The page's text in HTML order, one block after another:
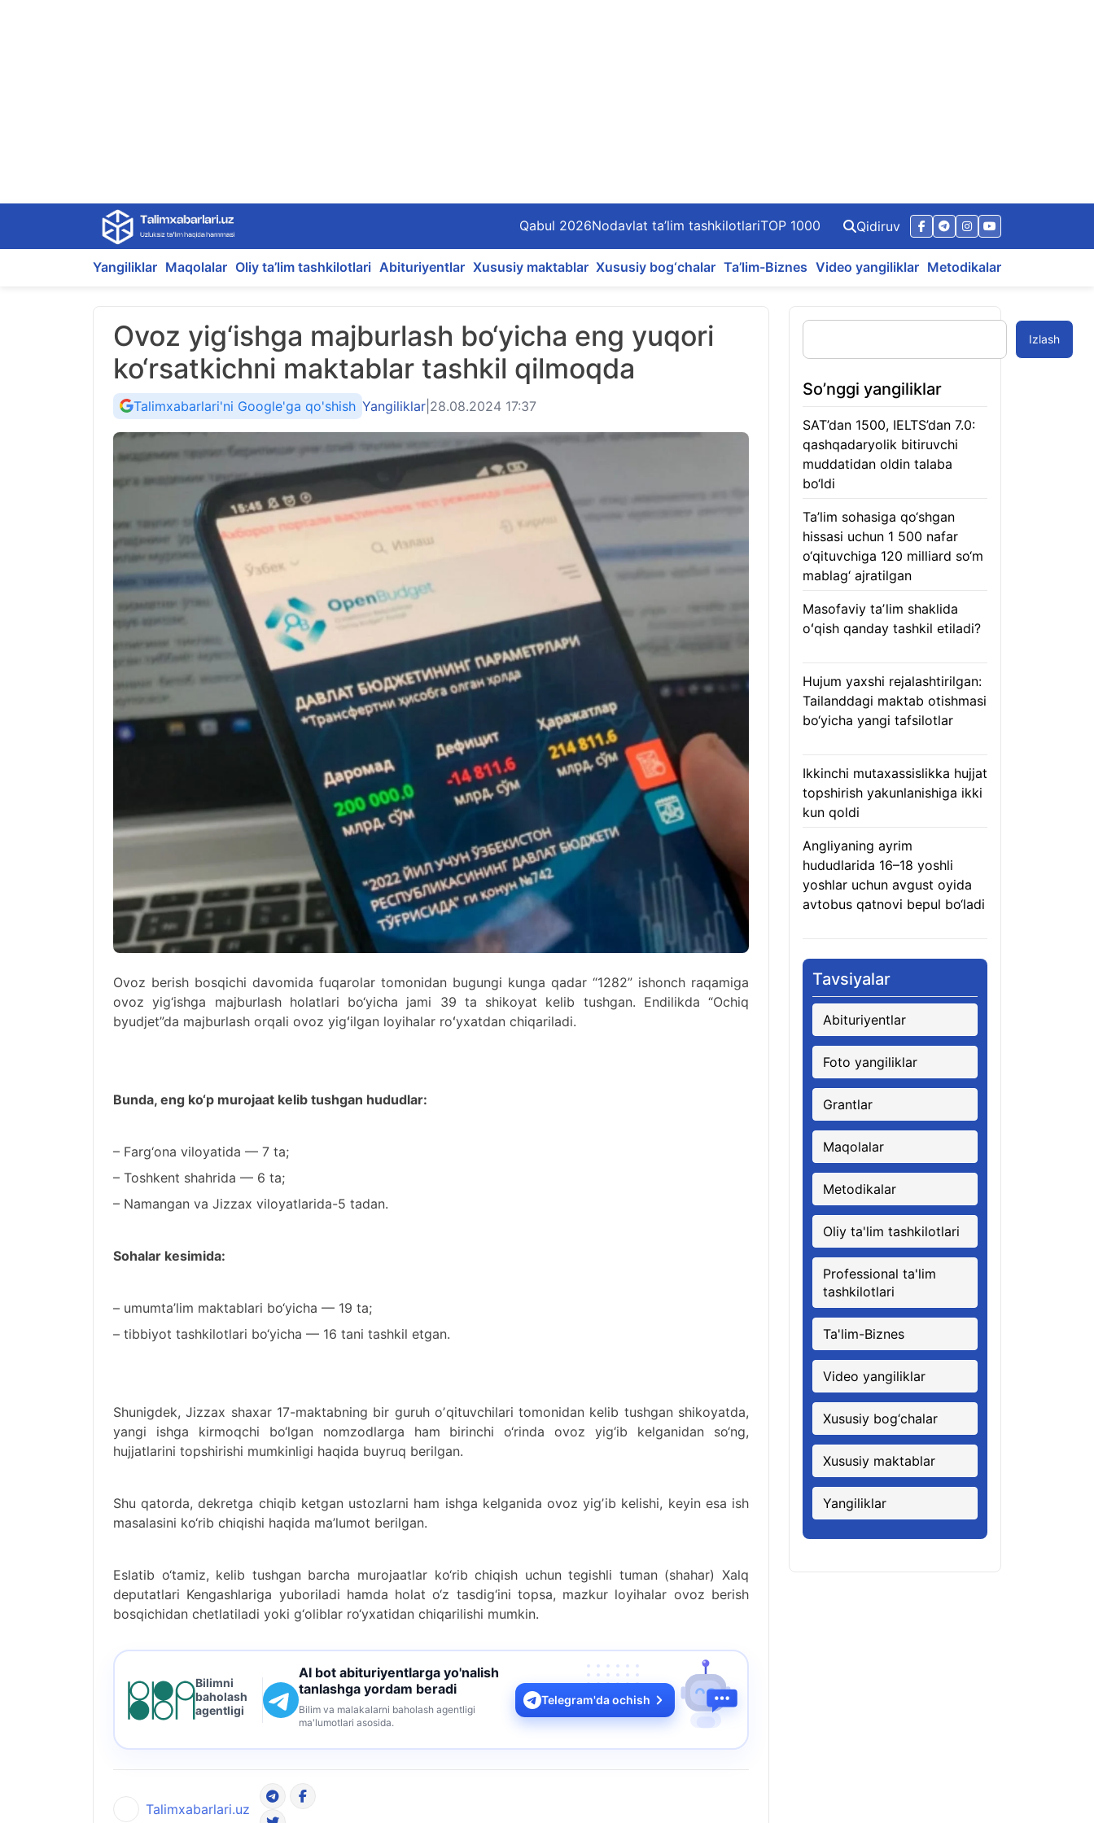
content
Qabul 2026Nodavlat ta’lim tashkilotlariTOP 1000 Qidiruv
Yangiliklar Maqolalar Oliy ta’lim tashkilotlari Abituriyentlar Xususiy maktablar Xususiy bog‘chalar Ta’lim-Biznes Video yangiliklar Metodikalar
Ovoz yig‘ishga majburlash bo‘yicha eng yuqori
ko‘rsatkichni maktablar tashkil qilmoqda
Talimxabarlari'ni Google'ga qo'shish Yangiliklar 28.08.2024 17:37
Ovoz berish bosqichi davomida fuqarolar tomonidan bugungi kunga qadar “1282” ishonch raqamiga
ovoz yig‘ishga majburlash holatlari bo‘yicha jami 39 ta shikoyat kelib tushgan. Endilikda “Ochiq
byudjet”da majburlash orqali ovoz yigʻilgan loyihalar roʻyxatdan chiqariladi.
Bunda, eng ko‘p murojaat kelib tushgan hududlar:
– Farg‘ona viloyatida — 7 ta;
– Toshkent shahrida — 6 ta;
– Namangan va Jizzax viloyatlarida-5 tadan.
Sohalar kesimida:
– umumta’lim maktablari bo‘yicha — 19 ta;
– tibbiyot tashkilotlari bo‘yicha — 16 tani tashkil etgan.
Shunigdek, Jizzax shaxar 17-maktabning bir guruh oʼqituvchilari tomonidan kelib tushgan shikoyatda,
yangi ishga kirmoqchi bo‘lgan nomzodlarga ham birinchi o‘rinda ovoz yig‘ib kelganidan so‘ng,
hujjatlarini topshirishi mumkinligi haqida buyruq berilgan.
Shu qatorda, dekretga chiqib ketgan ustozlarni ham ishga kelganida ovoz yigʼib kelishi, keyin esa ish
masalasini ko‘rib chiqishi haqida ma’lumot berilgan.
Eslatib o‘tamiz, kelib tushgan barcha murojaatlar ko‘rib chiqish uchun tegishli tuman (shahar) Xalq
deputatlari Kengashlariga yuboriladi hamda holat o‘z tasdig‘ini topsa, mazkur loyihalar ovoz berish
bosqichidan chetlatiladi yoki g‘oliblar ro‘yxatidan chiqarilishi mumkin.
Bilimni
baholash
agentligi
AI bot abituriyentlarga yo'nalish
tanlashga yordam beradi
Bilim va malakalarni baholash agentligi
ma'lumotlari asosida.
Telegram'da ochish
Talimxabarlari.uz
Izlash
So’nggi yangiliklar
SAT’dan 1500, IELTS’dan 7.0:
qashqadaryolik bitiruvchi
muddatidan oldin talaba
bo‘ldi
Ta’lim sohasiga qo‘shgan
hissasi uchun 1 500 nafar
o‘qituvchiga 120 milliard so‘m
mablag‘ ajratilgan
Masofaviy taʼlim shaklida
oʻqish qanday tashkil etiladi?
Hujum yaxshi rejalashtirilgan:
Tailanddagi maktab otishmasi
bo‘yicha yangi tafsilotlar
Ikkinchi mutaxassislikka hujjat
topshirish yakunlanishiga ikki
kun qoldi
Angliyaning ayrim
hududlarida 16–18 yoshli
yoshlar uchun avgust oyida
avtobus qatnovi bepul bo‘ladi
Tavsiyalar
Abituriyentlar
Foto yangiliklar
Grantlar
Maqolalar
Metodikalar
Oliy ta'lim tashkilotlari
Professional ta'lim
tashkilotlari
Ta'lim-Biznes
Video yangiliklar
Xususiy bog‘chalar
Xususiy maktablar
Yangiliklar